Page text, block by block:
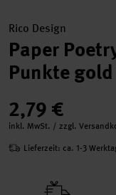
Rico Design
Paper
Punkte
2,79 €
inkl. MwSt. / zzgl.
Lieferzeit: ca. 1-3